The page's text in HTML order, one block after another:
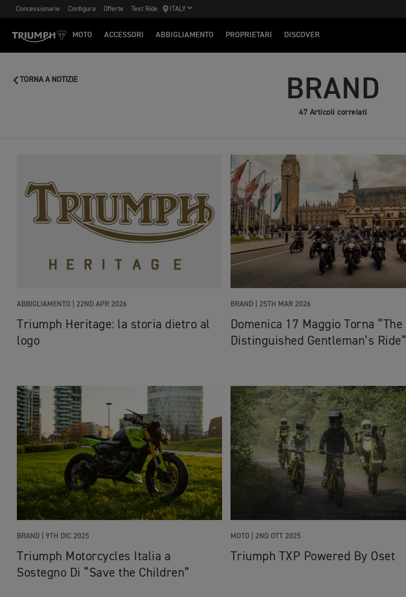
Concessionarie Configura Offerte Test Ride ITALY
MOTO ACCESSORI ABBIGLIAMENTO PROPRIETARI DISCOVER
TORNA A NOTIZIE BRAND
47 Articoli correlati
ABBIGLIAMENTO | 22ND APR 2026
Triumph Heritage: la storia dietro al
logo
BRAND | 25TH MAR 2026
Domenica 17 Maggio Torna “The
Distinguished Gentleman’s Ride”
BRAND | 9TH DIC 2025
Triumph Motorcycles Italia a
Sostegno Di “Save the Children”
MOTO | 2ND OTT 2025
Triumph TXP Powered By Oset